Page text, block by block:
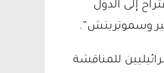
إلى الدول
وسموتريتش”.
للمناقشة